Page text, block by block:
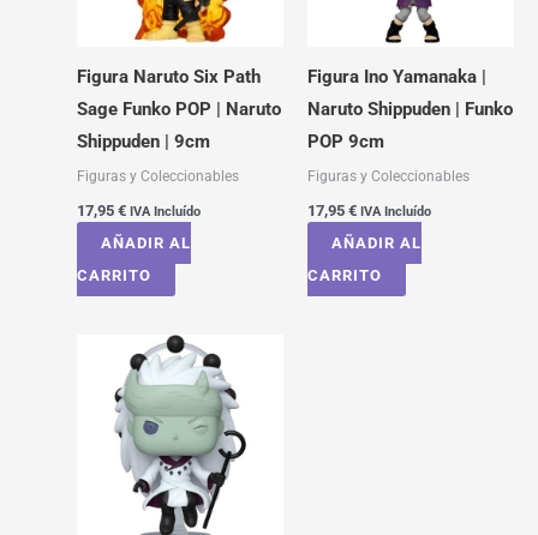
Figura Naruto Six Path
Sage Funko POP | Naruto
Shippuden | 9cm
Figuras y Coleccionables
17,95 € IVA Incluído
AÑADIR AL
CARRITO
Figura Ino Yamanaka |
Naruto Shippuden | Funko
POP 9cm
Figuras y Coleccionables
17,95 € IVA Incluído
AÑADIR AL
CARRITO